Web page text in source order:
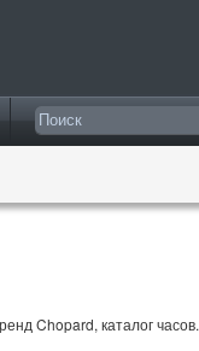
Chopard, каталог часов.